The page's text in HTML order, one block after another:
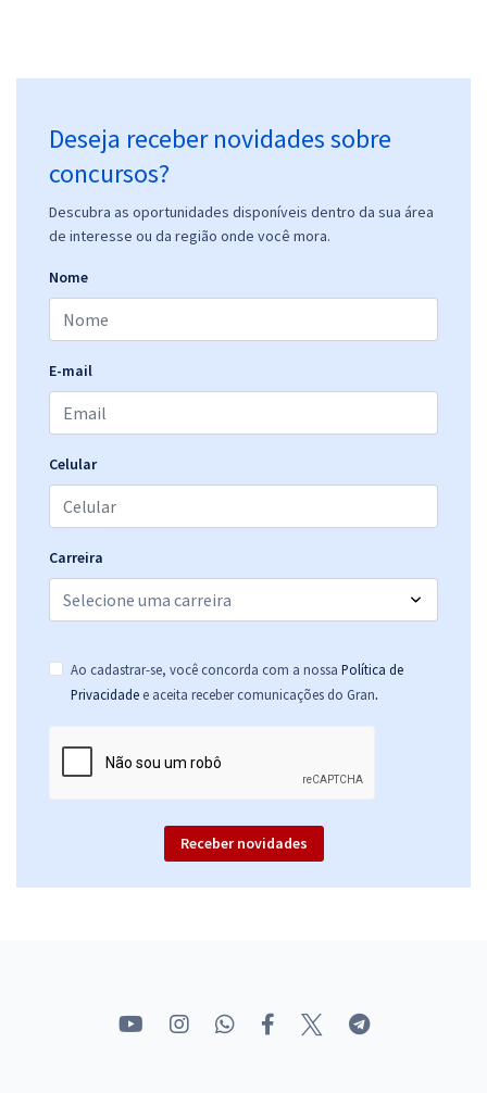
Deseja receber novidades sobre
concursos?
Descubra as oportunidades disponíveis dentro da sua área
de interesse ou da região onde você mora.
Nome
E-mail
Celular
Carreira
Ao cadastrar-se, você concorda com a nossa Política de
Privacidade e aceita receber comunicações do Gran.
Receber novidades